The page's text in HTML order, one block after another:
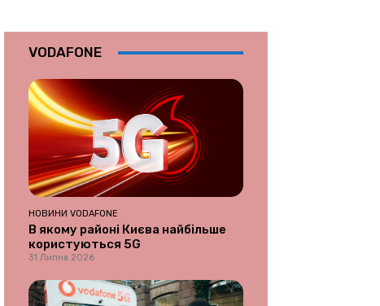
VODAFONE
НОВИНИ VODAFONE
В якому районі Києва найбільше
користуються 5G
31 Липня 2026